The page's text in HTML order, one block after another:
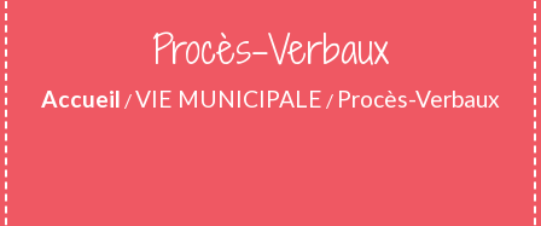
Procès-Verbaux
Accueil /VIE MUNICIPALE / Procès-Verbaux